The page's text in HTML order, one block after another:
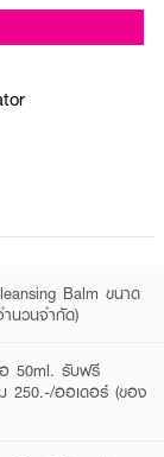
Balm ขนาด
นวนจำกัด)
50ml. รับฟรี
250.-/ออเดอร์ (ของ